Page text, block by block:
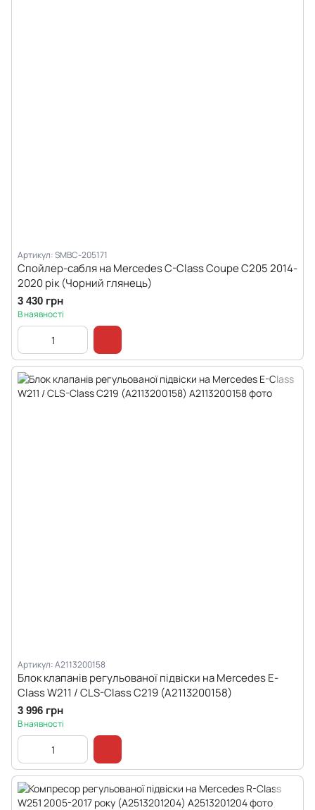
Артикул: SMBC-205171
Спойлер-сабля на Mercedes C-Class Coupe C205 2014-
2020 рік (Чорний глянець)
3 430 грн
В наявності
Артикул: A2113200158
Блок клапанів регульованої підвіски на Mercedes E-
Class W211 / CLS-Class C219 (A2113200158)
3 996 грн
В наявності